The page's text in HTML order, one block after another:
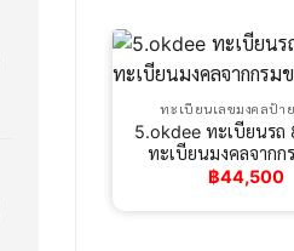
ทะเบียนเลขมงคลป้าย
5.okdee ทะเบียนรถ
ทะเบียนมงคลจากก
฿44,500